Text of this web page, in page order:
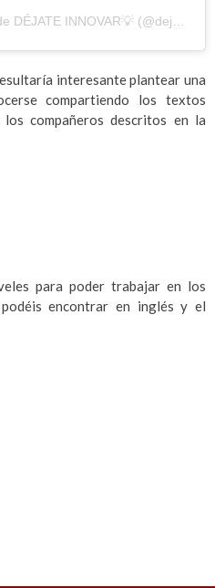
interesante plantear una
compartiendo los textos
compañeros descritos en la
para poder trabajar en los
encontrar en inglés y el